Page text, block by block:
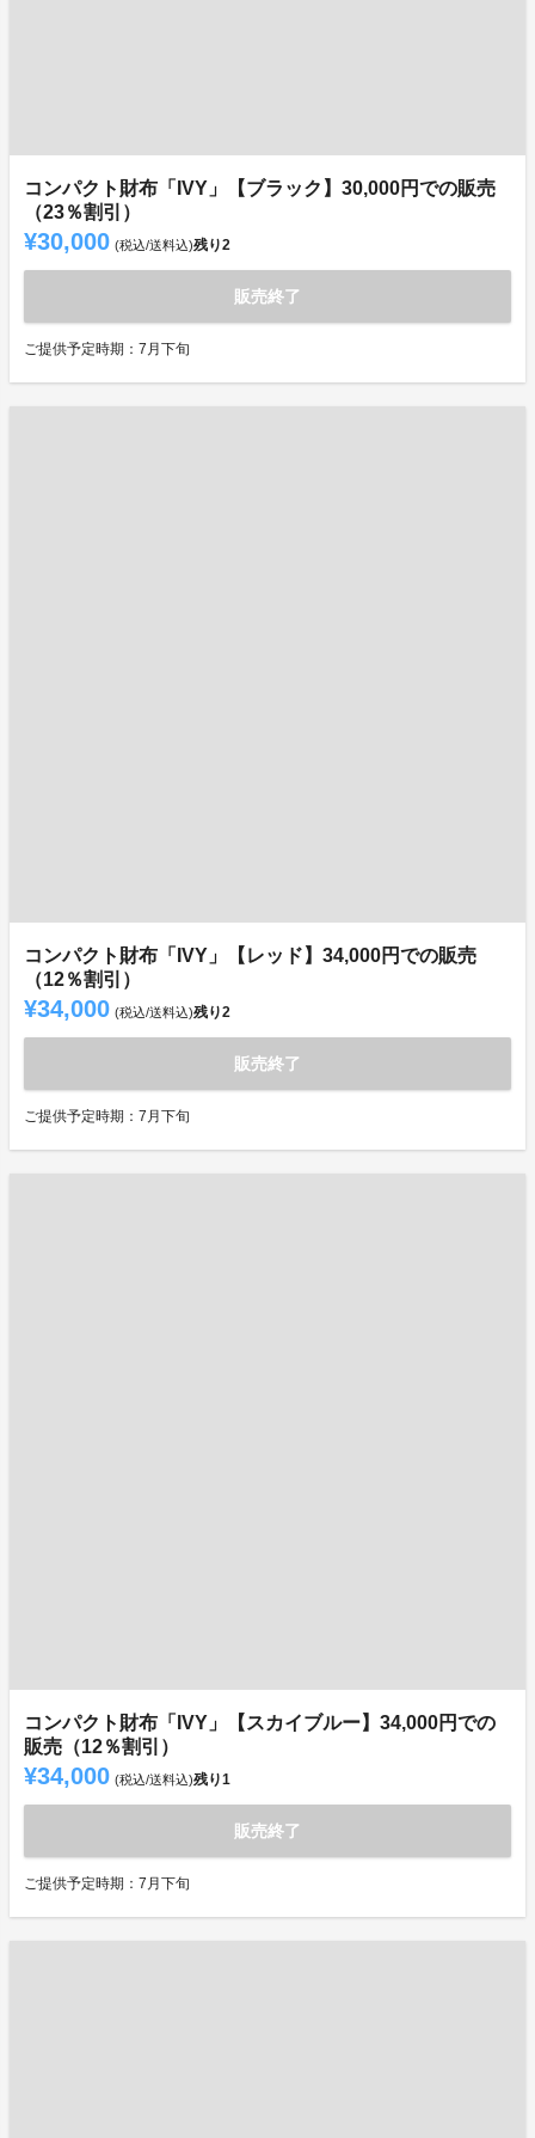
コンパクト財布「IVY」【ブラック】30,000円での販売
（23％割引）
¥30,000 (税込/送料込)残り2
販売終了
ご提供予定時期：7月下旬
コンパクト財布「IVY」【レッド】34,000円での販売
（12％割引）
¥34,000 (税込/送料込)残り2
販売終了
ご提供予定時期：7月下旬
コンパクト財布「IVY」【スカイブルー】34,000円での
販売（12％割引）
¥34,000 (税込/送料込)残り1
販売終了
ご提供予定時期：7月下旬